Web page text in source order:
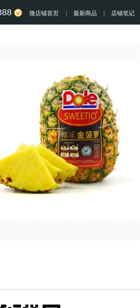
微店铺首页 最新商品 店铺笔记